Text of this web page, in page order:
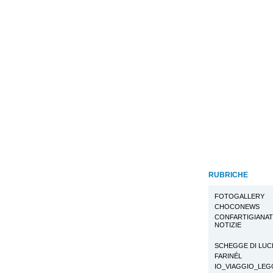
RUBRICHE
FOTOGALLERY
CHOCONEWS
NOTIZIE
SCHEGGE DI
FARINÉL